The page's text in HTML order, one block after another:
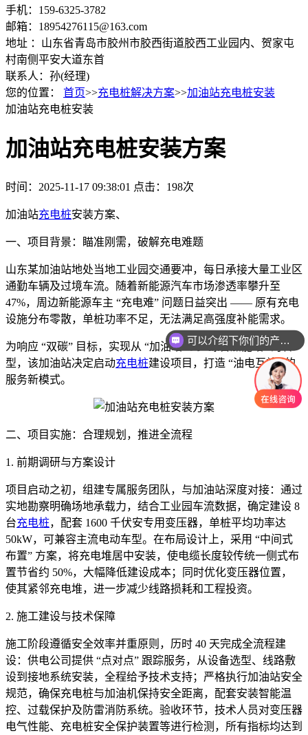
手机：159-6325-3782
邮箱：18954276115@163.com
地址 ：山东省青岛市胶州市胶西街道胶西工业园内、贺家屯
村南侧平安大道东首
联系人：孙(经理)
您的位置：
首页>>充电桩解决方案>>加油站充电桩安装
加油站充电桩安装
加油站充电桩安装方案
时间：2025-11-17 09:38:01 点击：198次
加油站充电桩安装方案、
一、项目背景：瞄准刚需，破解充电难题
山东某加油站地处当地工业园交通要冲，每日承接大量工业区
通勤车辆及过境车流。随着新能源汽车市场渗透率攀升至
47%，周边新能源车主 “充电难” 问题日益突出 —— 原有充电
设施分布零散，单桩功率不足，无法满足高强度补能需求。
为响应 “双碳” 目标，实现从 “加油站” 到 “综合加能站” 的转
型，该加油站决定启动充电桩建设项目，打造 “油电互补” 的
服务新模式。
二、项目实施：合理规划，推进全流程
1. 前期调研与方案设计
项目启动之初，组建专属服务团队，与加油站深度对接：通过
实地勘察明确场地承载力，结合工业园车流数据，确定建设 8
台充电桩，配套 1600 千伏安专用变压器，单桩平均功率达
50kW，可兼容主流电动车型。在布局设计上，采用 “中间式
布置” 方案，将充电堆居中安装，使电缆长度较传统一侧式布
置节省约 50%，大幅降低建设成本；同时优化变压器位置，
使其紧邻充电堆，进一步减少线路损耗和工程投资。
2. 施工建设与技术保障
施工阶段遵循安全效率并重原则，历时 40 天完成全流程建
设：供电公司提供 “点对点” 跟踪服务，从设备选型、线路敷
设到接地系统安装，全程给予技术支持；严格执行加油站安全
规范，确保充电桩与加油机保持安全距离，配套安装智能温
控、过载保护及防雷消防系统。验收环节，技术人员对变压器
电气性能、充电桩安全保护装置等进行检测，所有指标均达到
可以介绍下你们的产品么